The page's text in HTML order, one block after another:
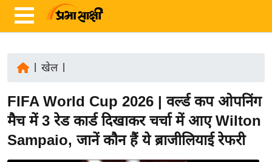
ज़ा
ख
ब
र
खेल|
FIFA World Cup 2026 | वर्ल्ड कप ओपनिंग
मैच में 3 रेड कार्ड दिखाकर चर्चा में आए Wilton
Sampaio, जानें कौन हैं ये ब्राजीलियाई रेफरी